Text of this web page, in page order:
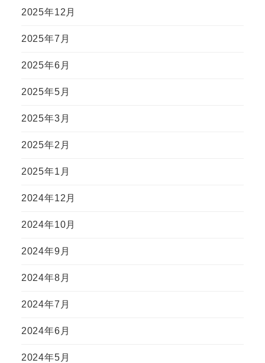
2025年12月
2025年7月
2025年6月
2025年5月
2025年3月
2025年2月
2025年1月
2024年12月
2024年10月
2024年9月
2024年8月
2024年7月
2024年6月
2024年5月